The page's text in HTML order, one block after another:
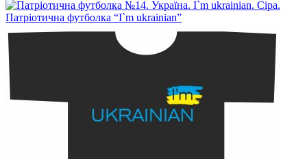
Патріотична футболка “I`m ukrainian”